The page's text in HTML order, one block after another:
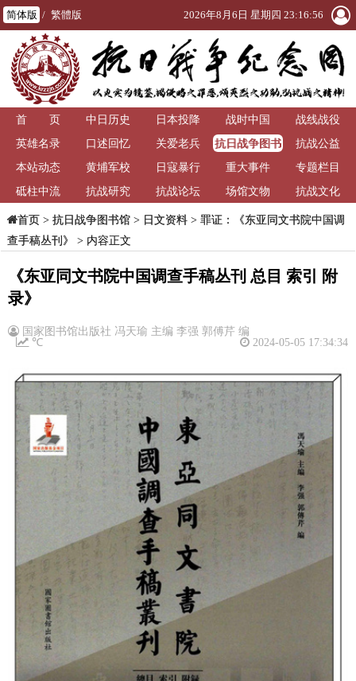
简体版 / 繁體版 2026年8月6日 星期四 23:16:57
首 页 中日历史 日本投降 战时中国
战线战役
英雄名录
口述回忆 关爱老兵
抗日战争图书
馆
抗战公益
本站动态
黄埔军校 日寇暴行 重大事件
专题栏目
砥柱中流
抗战研究 抗战论坛 场馆文物 抗战文化
首页> 抗日战争图书馆> 日文资料> 罪证：《东亚同文书院中国调
查手稿丛刊》
> 内容正文
《东亚同文书院中国调查手稿丛刊 总目 索引 附
录》
国家图书馆出版社 冯天瑜 主编 李强 郭傅芹 编
2024-05-05 17:34:34
℃